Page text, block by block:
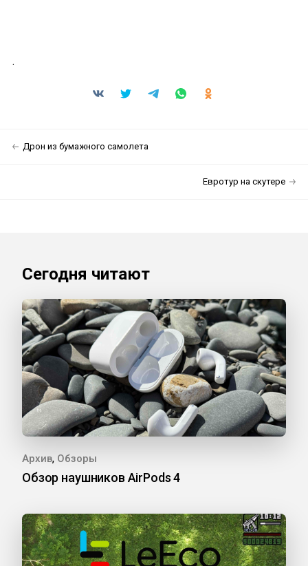
.
Дрон из бумажного самолета
Евротур на скутере
Сегодня читают
Архив, Обзоры
Обзор наушников AirPods 4